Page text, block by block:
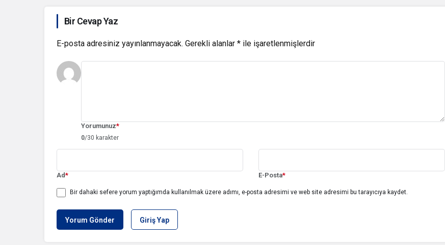
Bir Cevap Yaz
E-posta adresiniz yayınlanmayacak. Gerekli alanlar * ile işaretlenmişlerdir
Yorumunuz*
0/30 karakter
Ad* E-Posta*
Bir dahaki sefere yorum yaptığımda kullanılmak üzere adımı, e-posta adresimi ve web site adresimi bu tarayıcıya kaydet.
Yorum Gönder Giriş Yap